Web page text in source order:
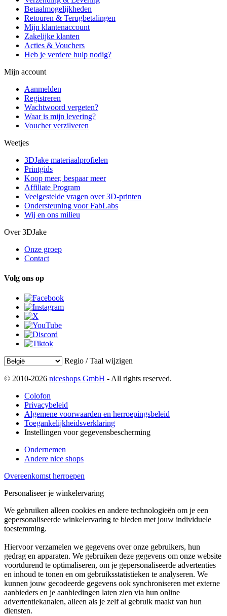
Betaalmogelijkheden
Retouren & Terugbetalingen
Mijn klantenaccount
Zakelijke klanten
Acties & Vouchers
Heb je verdere hulp nodig?
Mijn account
Aanmelden
Registreren
Wachtwoord vergeten?
Waar is mijn levering?
Voucher verzilveren
Weetjes
3DJake materiaalprofielen
Printgids
Koop meer, bespaar meer
Affiliate Program
Veelgestelde vragen over 3D-printen
Ondersteuning voor FabLabs
Wij en ons milieu
Over 3DJake
Onze groep
Contact
Volg ons op
Regio / Taal wijzigen
© 2010-2026 niceshops GmbH - All rights reserved.
Colofon
Privacybeleid
Algemene voorwaarden en herroepingsbeleid
Toegankelijkheidsverklaring
Instellingen voor gegevensbescherming
Ondernemen
Andere nice shops
Overeenkomst herroepen
Personaliseer je winkelervaring
We gebruiken alleen cookies en andere technologieën om je een
gepersonaliseerde winkelervaring te bieden met jouw individuele
toestemming.
Hiervoor verzamelen we gegevens over onze gebruikers, hun
gedrag en apparaten. We gebruiken deze gegevens om onze website
voortdurend te optimaliseren, om je gepersonaliseerde advertenties
en inhoud te tonen en om gebruiksstatistieken te analyseren. We
kunnen jouw gecodeerde gegevens ook synchroniseren met externe
aanbieders en je aanbiedingen laten zien via hun online
advertentiekanalen, alleen als je zelf al gebruik maakt van hun
diensten.